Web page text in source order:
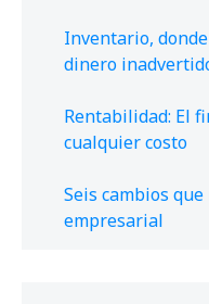
Inventario,
dinero
Rentabilidad: El
cualquier costo
Seis cambios
empresarial